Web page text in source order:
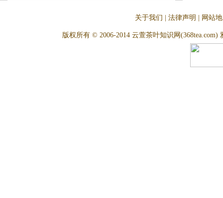
关于我们 法律声明 网站
版权所有 © 2006-2014 云萱茶叶知识网